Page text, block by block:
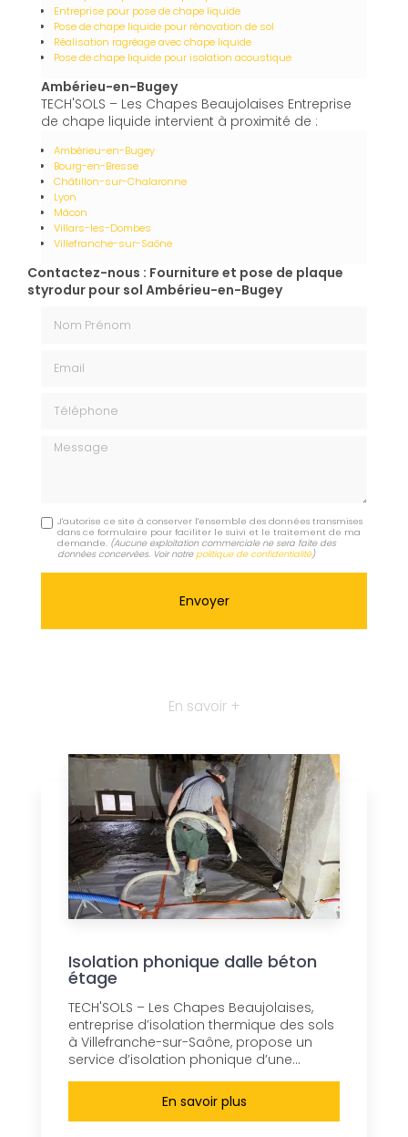
Entreprise pour pose de chape liquide
Pose de chape liquide pour rénovation de sol
Réalisation ragréage avec chape liquide
Pose de chape liquide pour isolation acoustique
Ambérieu-en-Bugey
TECH'SOLS – Les Chapes Beaujolaises Entreprise
de chape liquide intervient à proximité de :
Ambérieu-en-Bugey
Bourg-en-Bresse
Châtillon-sur-Chalaronne
Lyon
Mâcon
Villars-les-Dombes
Villefranche-sur-Saône
Contactez-nous : Fourniture et pose de plaque
styrodur pour sol Ambérieu-en-Bugey
Message
J'autorise ce site à conserver l'ensemble des données transmises
dans ce formulaire pour faciliter le suivi et le traitement de ma
demande. (Aucune exploitation commerciale ne sera faite des
données concervées. Voir notrepolitique de confidentialité)
En savoir +
Isolation phonique dalle béton
étage
TECH'SOLS – Les Chapes Beaujolaises,
entreprise d’isolation thermique des sols
à Villefranche-sur-Saône, propose un
service d’isolation phonique d’une...
En savoir plus